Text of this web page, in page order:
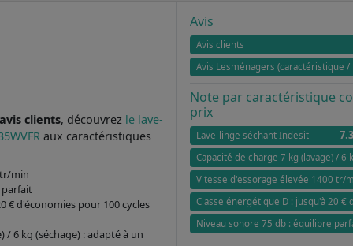
clients, découvrez le lave-
aux caractéristiques
min
parfait
€ d'économies pour 100 cycles
/ 6 kg (séchage) : adapté à un
Avis
Avis clients
Avis Lesménagers (caractéristique /
Note par caractéristique
prix
Lave-linge séchant Indesit
Capacité de charge 7 kg (lavage) / 6
Vitesse d'essorage élevée 1400 tr/
Classe énergétique D : jusqu'à 20
Niveau sonore 75 db : équilibre